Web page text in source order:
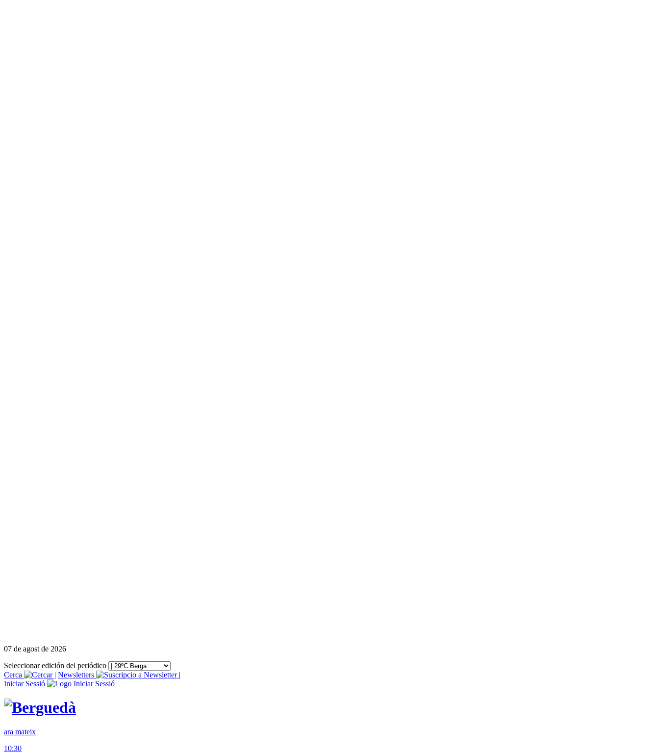
07 de agost de 2026
Seleccionar edición del periódico
Cerca
| Newsletters
|
Iniciar Sessió
ara mateix
10:30